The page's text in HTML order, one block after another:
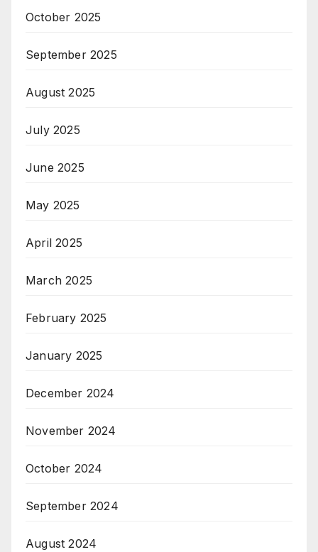
October 2025
September 2025
August 2025
July 2025
June 2025
May 2025
April 2025
March 2025
February 2025
January 2025
December 2024
November 2024
October 2024
September 2024
August 2024